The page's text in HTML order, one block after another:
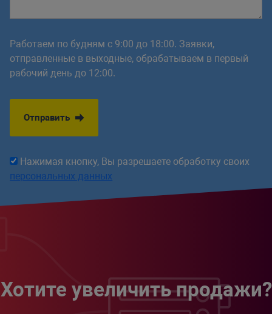
Работаем по будням с 9:00 до 18:00. Заявки,
отправленные в выходные, обрабатываем в первый
рабочий день до 12:00.
Отправить
Нажимая кнопку, Вы разрешаете обработку своих
персональных данных
Хотите увеличить продажи?